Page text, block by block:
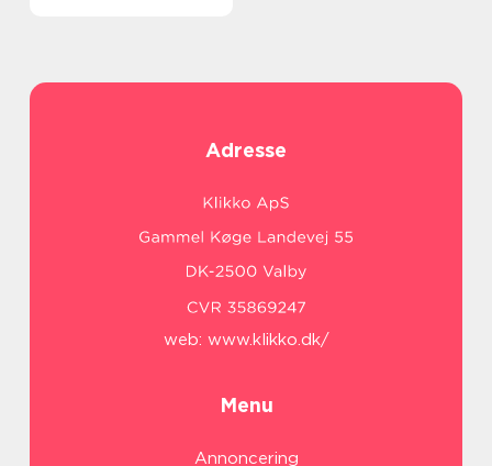
Adresse
web: www.klikko.dk/
Menu
Annoncering